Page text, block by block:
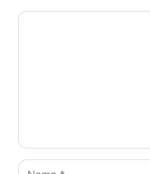
Kommentar
Namn